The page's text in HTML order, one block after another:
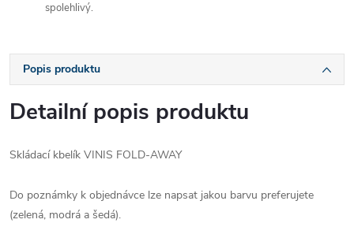
spolehlivý.
Popis produktu
Detailní popis produktu
Skládací kbelík VINIS FOLD-AWAY
Do poznámky k objednávce lze napsat jakou barvu preferujete
(zelená, modrá a šedá).